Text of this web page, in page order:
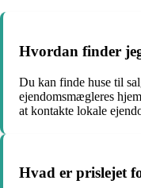
Hvordan finder
Du kan finde huse til
ejendomsmægleres
at kontakte lokale
Hvad er prislejet